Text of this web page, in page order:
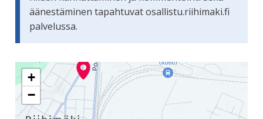
äänestäminen tapahtuvat osallistu.riihimaki.fi
palvelussa.
Seuraavassa elementissä on kartta, joka esittää
+
−